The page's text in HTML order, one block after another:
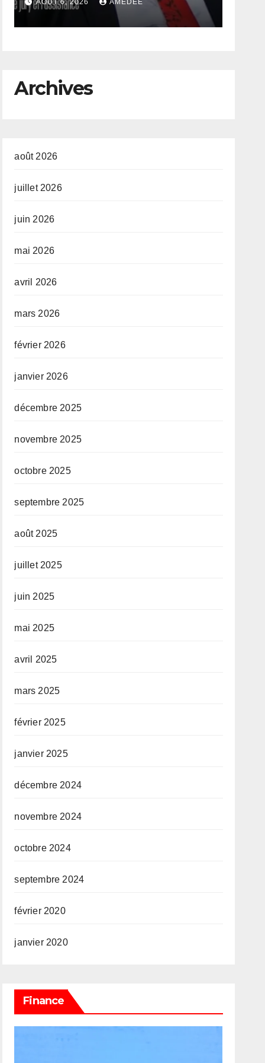
AOÛT 6, 2026 AMEDEE
Archives
août 2026
juillet 2026
juin 2026
mai 2026
avril 2026
mars 2026
février 2026
janvier 2026
décembre 2025
novembre 2025
octobre 2025
septembre 2025
août 2025
juillet 2025
juin 2025
mai 2025
avril 2025
mars 2025
février 2025
janvier 2025
décembre 2024
novembre 2024
octobre 2024
septembre 2024
février 2020
janvier 2020
Finance